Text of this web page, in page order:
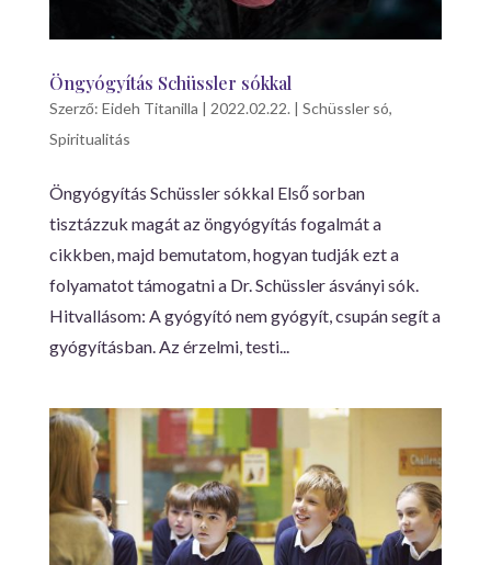
Öngyógyítás Schüssler sókkal
Szerző: Eideh Titanilla | 2022.02.22. | Schüssler só,
Spiritualitás
Öngyógyítás Schüssler sókkal Első sorban
tisztázzuk magát az öngyógyítás fogalmát a
cikkben, majd bemutatom, hogyan tudják ezt a
folyamatot támogatni a Dr. Schüssler ásványi sók.
Hitvallásom: A gyógyító nem gyógyít, csupán segít a
gyógyításban. Az érzelmi, testi...